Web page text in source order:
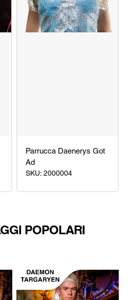
Ad
Parrucca Daenerys Got
Ad
SKU: 2000004
POPOLARI